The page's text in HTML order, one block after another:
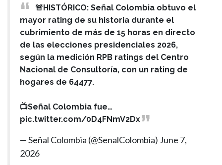
🚨HISTÓRICO: Señal Colombia obtuvo el
mayor rating de su historia durante el
cubrimiento de más de 15 horas en directo
de las elecciones presidenciales 2026,
según la medición RPB ratings del Centro
Nacional de Consultoría, con un rating de
hogares de 64477.
📺Señal Colombia fue…
pic.twitter.com/0D4FNmV2Dx
— Señal Colombia (@SenalColombia) June 7,
2026